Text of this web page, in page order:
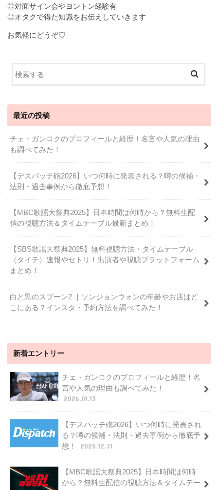
◎対面サイン会やヨントン経験有
◎オタクで得た知識をお伝えしていきます
お気軽にどうぞ♡
最近の投稿
チェ・ガンロクのプロフィールと経歴！名言や人気の理由
も調べてみた！
【デスパッチ砲2026】いつ何時に発表される？噂の候補・
法則・過去事例から徹底予想！
【MBC歌謡大祭典2025】日本時間は何時から？無料生配
信の視聴方法＆タイムテーブル最新まとめ！
【SBS歌謡大祭典2025】無料視聴方法・タイムテーブル
（タイテ）速報やセトリ！出演者や視聴プラットフォーム
まとめ！
白と黒のスプーン2 ｜ソンジョンウォンの年齢やお店はど
こにある？インスタ・予約方法を調べてみた！
新着エントリー
チェ・ガンロクのプロフィールと経歴！名
言や人気の理由も調べてみた！
2026.01.13
【デスパッチ砲2026】いつ何時に発表され
る？噂の候補・法則・過去事例から徹底予
想！
2025.12.31
【MBC歌謡大祭典2025】日本時間は何時
から？無料生配信の視聴方法＆タイムテー